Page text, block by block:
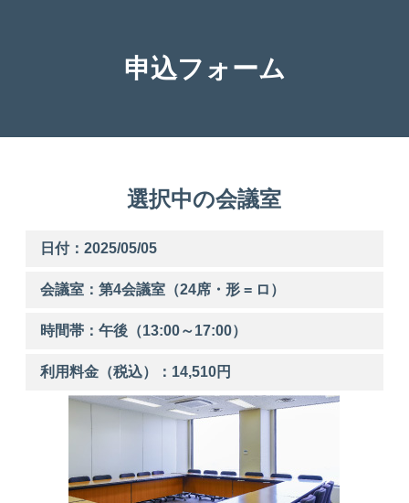
申込フォーム
選択中の会議室
日付：2025/05/05
会議室：第4会議室（24席・形 = ロ）
時間帯：午後 （13:00～17:00）
利用料金（税込）： 14,510円